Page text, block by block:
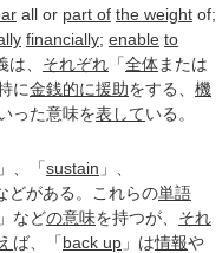
all or part of the weight of;
financially; enable to
、 それぞれ 「全体または
に金銭的に援助をする、 機
った意味を表している。
」、「sustain 」、
どがある。これらの単語
」などの意味を持つが、 それ
ば、「back up 」は情報や